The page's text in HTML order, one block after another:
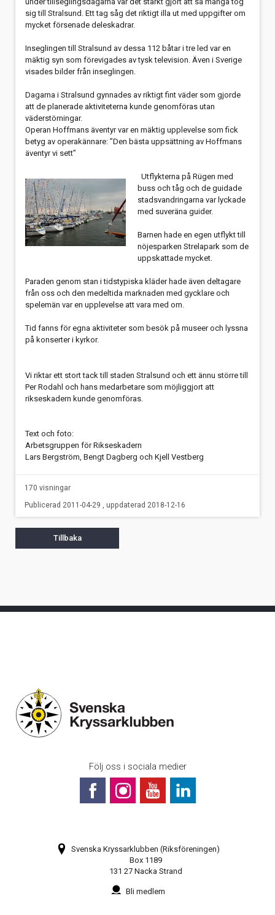
sig till Stralsund. Ett tag såg det riktigt illa ut med uppgifter om
mycket försenade deleskadrar.
Inseglingen till Stralsund av dessa 112 båtar i tre led var en
mäktig syn som förevigades av tysk television. Även i Sverige
visades bilder från inseglingen.
Dagarna i Stralsund gynnades av riktigt fint väder som gjorde
att de planerade aktiviteterna kunde genomföras utan
väderstörningar.
Operan Hoffmans äventyr var en mäktig upplevelse som fick
betyg av operakännare: ”Den bästa uppsättning av Hoffmans
äventyr vi sett”
Utflykterna på Rügen med
buss och tåg och de guidade
stadsvandringarna var lyckade
med suveräna guider.
Barnen hade en egen utflykt till
nöjesparken Strelapark som de
uppskattade mycket.
Paraden genom stan i tidstypiska kläder hade även deltagare
från oss och den medeltida marknaden med gycklare och
spelemän var en upplevelse att vara med om.
Tid fanns för egna aktiviteter som besök på museer och lyssna
på konserter i kyrkor.
Vi riktar ett stort tack till staden Stralsund och ett ännu större till
Per Rodahl och hans medarbetare som möjliggjort att
rikseskadern kunde genomföras.
Text och foto:
Arbetsgruppen för Rikseskadern
Lars Bergström, Bengt Dagberg och Kjell Vestberg
170 visningar
Publicerad 2011-04-29 , uppdaterad 2018-12-16
Tillbaka
Följ oss i sociala medier
Svenska Kryssarklubben (Riksföreningen)
Box 1189
131 27 Nacka Strand
Bli medlem